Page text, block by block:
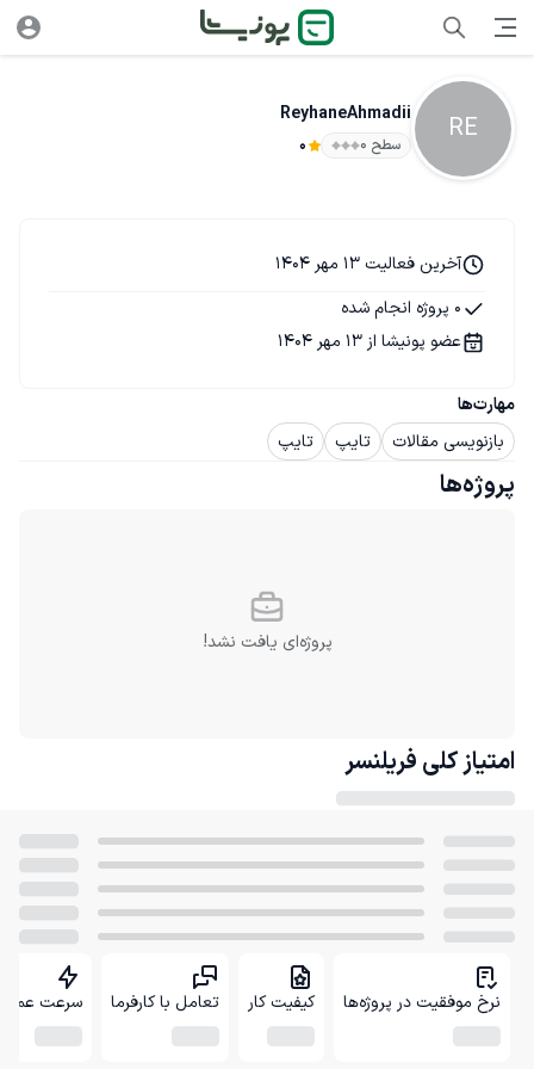
RE
ReyhaneAhmadii
سطح ۰ 0
مهارت‌ها
بازنویسی مقالات
تایپ تایپ
آخرین فعالیت 13 مهر 1404
0 پروژه انجام شده
عضو پونیشا از 13 مهر 1404
پروژه‌ها
پروژه‌ای یافت نشد!
امتیاز کلی فریلنسر
نرخ موفقیت در پروژه‌ها کیفیت کار تعامل با کارفرما سرعت عمل